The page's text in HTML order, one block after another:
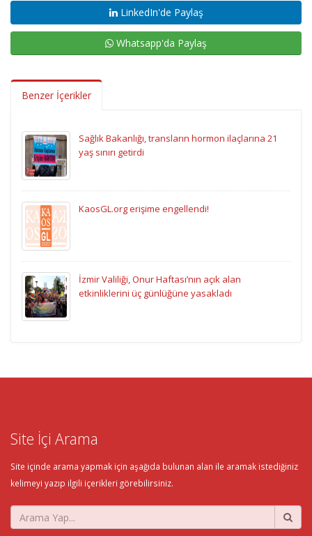
LinkedIn'de Paylaş
Whatsapp'da Paylaş
Benzer İçerikler
Sağlık Bakanlığı, transların hormon ilaçlarına 21
yaş sınırı getirdi
KaosGL.org erişime engellendi!
İzmir Valiliği, Onur Haftası’nın açık alan
etkinliklerini üç günlüğüne yasakladı
Site İçi Arama
Site içinde arama yapmak için aşağıda bulunan alan ile aramak istediğiniz
kelimeyi yazıp ilgili içerikleri görebilirsiniz.